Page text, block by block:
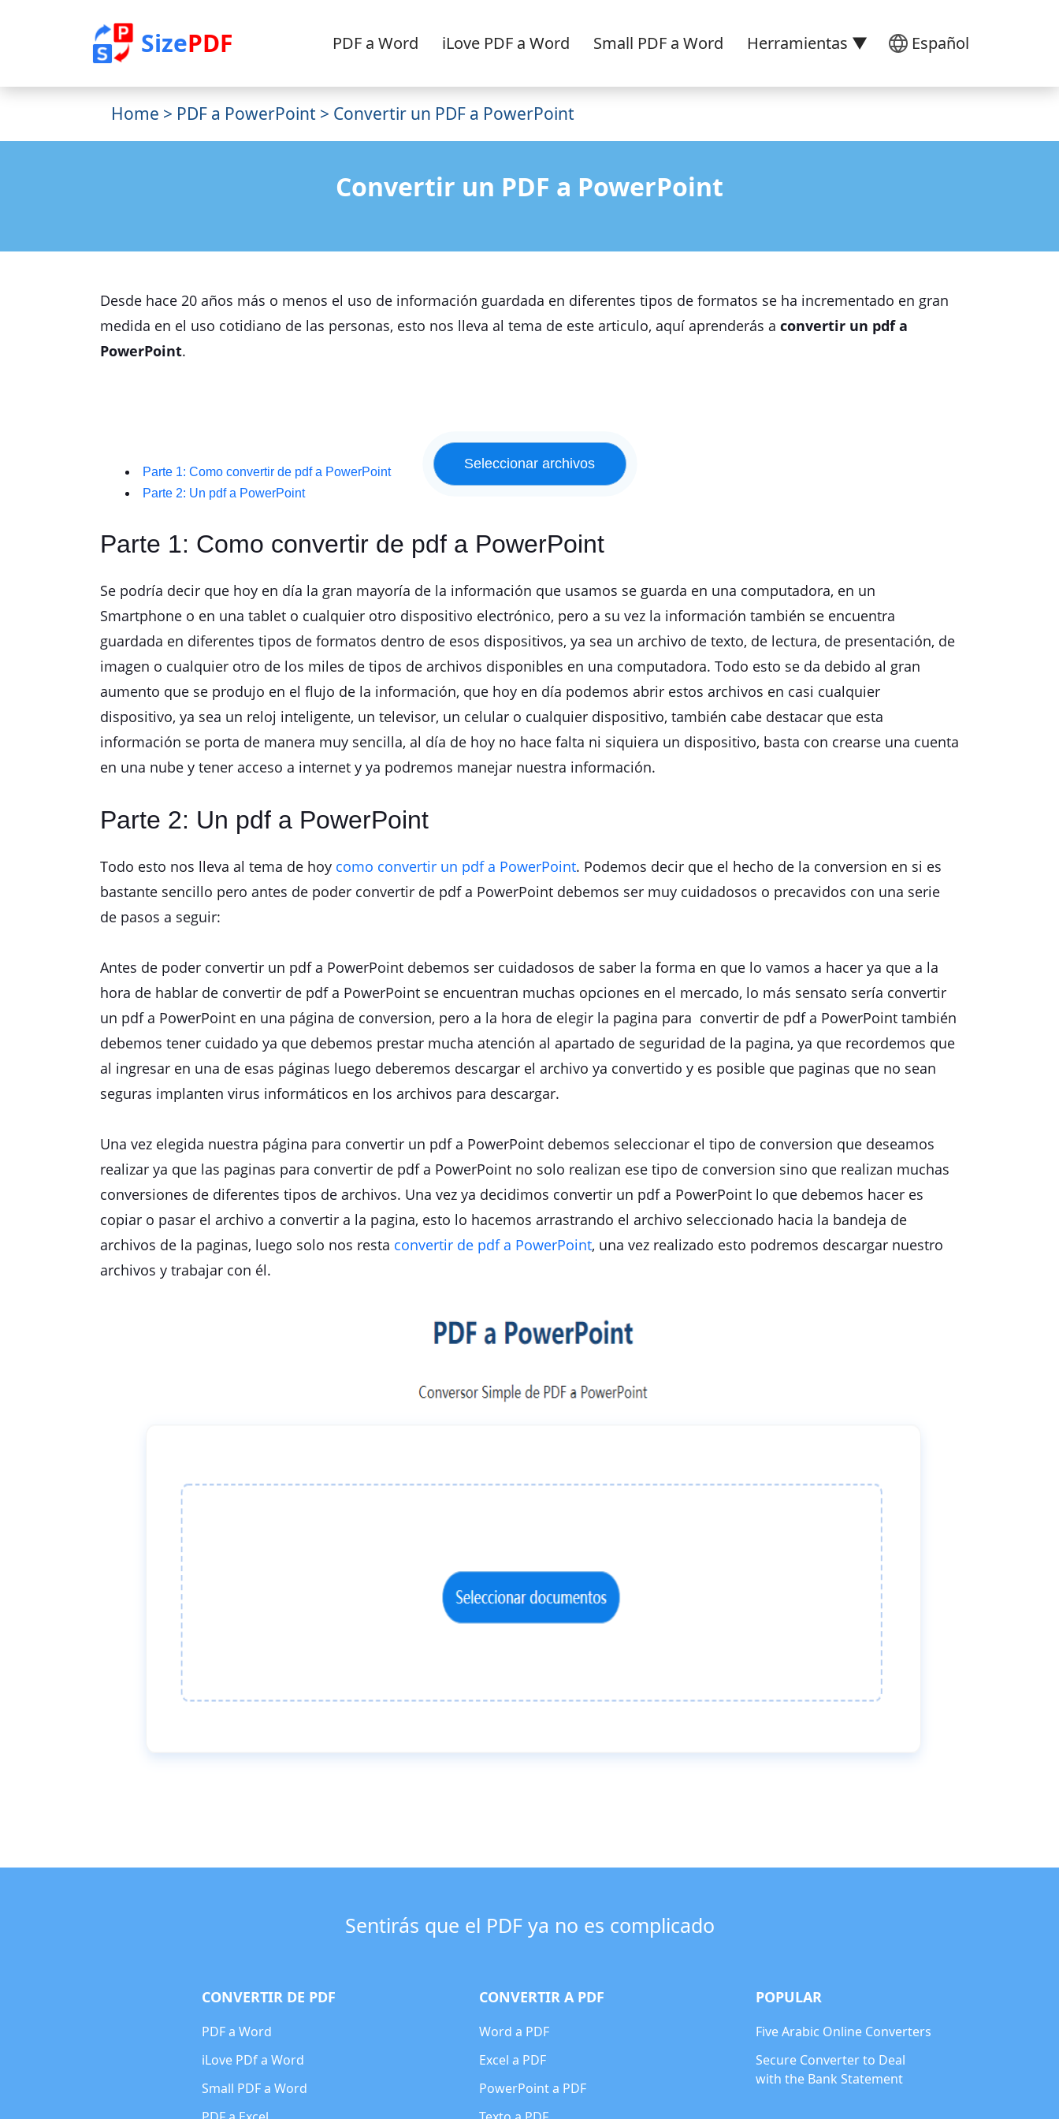
SizePDF Español
PDF a Word iLove PDF a Word Small PDF a Word Herramientas ▼
Home > PDF a PowerPoint > Convertir un PDF a PowerPoint
Convertir un PDF a PowerPoint
Desde hace 20 años más o menos el uso de información guardada en diferentes tipos de formatos se ha incrementado en gran
medida en el uso cotidiano de las personas, esto nos lleva al tema de este articulo, aquí aprenderás a convertir un pdf a
PowerPoint.
Parte 1: Como convertir de pdf a PowerPoint
Parte 2: Un pdf a PowerPoint
Parte 1: Como convertir de pdf a PowerPoint
Se podría decir que hoy en día la gran mayoría de la información que usamos se guarda en una computadora, en un
Smartphone o en una tablet o cualquier otro dispositivo electrónico, pero a su vez la información también se encuentra
guardada en diferentes tipos de formatos dentro de esos dispositivos, ya sea un archivo de texto, de lectura, de presentación, de
imagen o cualquier otro de los miles de tipos de archivos disponibles en una computadora. Todo esto se da debido al gran
aumento que se produjo en el flujo de la información, que hoy en día podemos abrir estos archivos en casi cualquier
dispositivo, ya sea un reloj inteligente, un televisor, un celular o cualquier dispositivo, también cabe destacar que esta
información se porta de manera muy sencilla, al día de hoy no hace falta ni siquiera un dispositivo, basta con crearse una cuenta
en una nube y tener acceso a internet y ya podremos manejar nuestra información.
Parte 2: Un pdf a PowerPoint
Todo esto nos lleva al tema de hoy como convertir un pdf a PowerPoint. Podemos decir que el hecho de la conversion en si es
bastante sencillo pero antes de poder convertir de pdf a PowerPoint debemos ser muy cuidadosos o precavidos con una serie
de pasos a seguir:
Antes de poder convertir un pdf a PowerPoint debemos ser cuidadosos de saber la forma en que lo vamos a hacer ya que a la
hora de hablar de convertir de pdf a PowerPoint se encuentran muchas opciones en el mercado, lo más sensato sería convertir
un pdf a PowerPoint en una página de conversion, pero a la hora de elegir la pagina para convertir de pdf a PowerPoint también
debemos tener cuidado ya que debemos prestar mucha atención al apartado de seguridad de la pagina, ya que recordemos que
al ingresar en una de esas páginas luego deberemos descargar el archivo ya convertido y es posible que paginas que no sean
seguras implanten virus informáticos en los archivos para descargar.
Una vez elegida nuestra página para convertir un pdf a PowerPoint debemos seleccionar el tipo de conversion que deseamos
realizar ya que las paginas para convertir de pdf a PowerPoint no solo realizan ese tipo de conversion sino que realizan muchas
conversiones de diferentes tipos de archivos. Una vez ya decidimos convertir un pdf a PowerPoint lo que debemos hacer es
copiar o pasar el archivo a convertir a la pagina, esto lo hacemos arrastrando el archivo seleccionado hacia la bandeja de
archivos de la paginas, luego solo nos resta convertir de pdf a PowerPoint, una vez realizado esto podremos descargar nuestro
archivos y trabajar con él.
Sentirás que el PDF ya no es complicado
CONVERTIR DE PDF
PDF a Word
iLove PDf a Word
Small PDF a Word
CONVERTIR A PDF
Word a PDF
Excel a PDF
PowerPoint a PDF
POPULAR
Five Arabic Online Converters
Secure Converter to Deal
with the Bank Statement